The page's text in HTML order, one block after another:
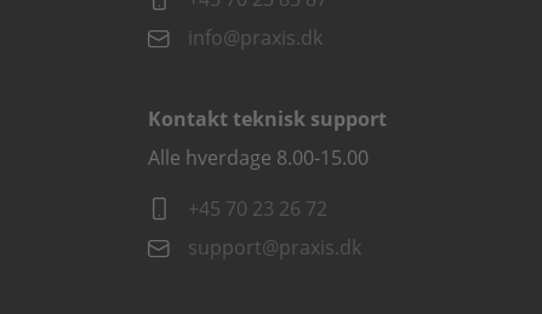
info@praxis.dk
Kontakt teknisk support
Alle hverdage 8.00-15.00
+45 70 23 26 72
support@praxis.dk